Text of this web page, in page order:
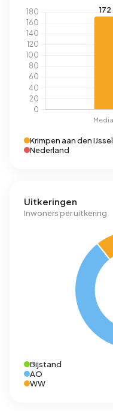
Krimpen aan den IJssel
Nederland
Uitkeringen
Inwoners per uitkering
Bijstand
AO
WW